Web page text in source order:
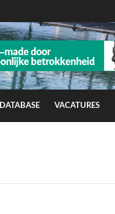
DATABASE VACATURES